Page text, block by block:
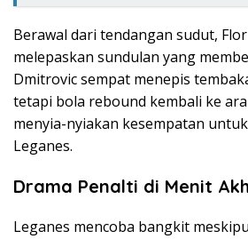
Berawal dari tendangan sudut,
melepaskan sundulan yang
Dmitrovic sempat menepis
tetapi bola rebound kembali ke
menyia-nyiakan kesempatan
Leganes.
Drama Penalti di Menit
Leganes mencoba bangkit